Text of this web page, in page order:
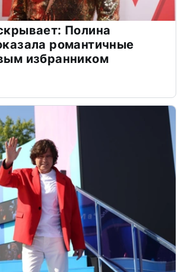
Полина
романтичные
избранником